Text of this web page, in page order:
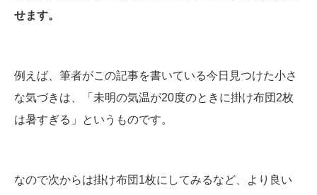
せます。
例えば、筆者がこの記事を書いている今日見つけた小さ
な気づきは、「未明の気温が20度のときに掛け布団2枚
は暑すぎる」というものです。
なので次からは掛け布団1枚にしてみるなど、より良い